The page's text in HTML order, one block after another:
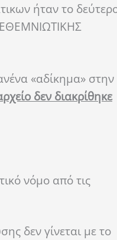
ήταν το
«αδίκημα» στην
δεν διακρίθηκε
νόμο από τις
δεν γίνεται με το